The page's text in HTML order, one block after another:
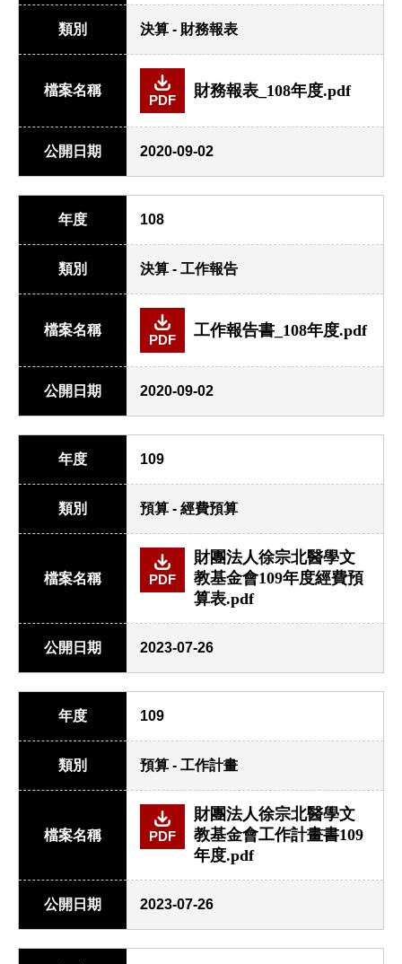
類別 決算 - 財務報表
檔案名稱
PDF
財務報表_108年度.pdf
公開日期 2020-09-02
年度 108
類別 決算 - 工作報告
檔案名稱
PDF
工作報告書_108年度.pdf
公開日期 2020-09-02
年度 109
類別 預算 - 經費預算
檔案名稱 PDF
財團法人徐宗北醫學文
教基金會109年度經費預
算表.pdf
公開日期 2023-07-26
年度 109
類別 預算 - 工作計畫
檔案名稱 PDF
財團法人徐宗北醫學文
教基金會工作計畫書109
年度.pdf
公開日期 2023-07-26